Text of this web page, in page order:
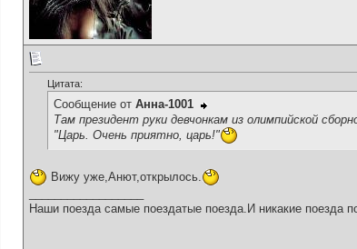
Цитата:
Сообщение от Анна-1001
Там президент руки девчонкам из олимпийской
"Царь. Очень приятно, царь!"
Вижу уже,Анют,открылось.
Наши поезда самые поездатые поезда.И никакие поезда